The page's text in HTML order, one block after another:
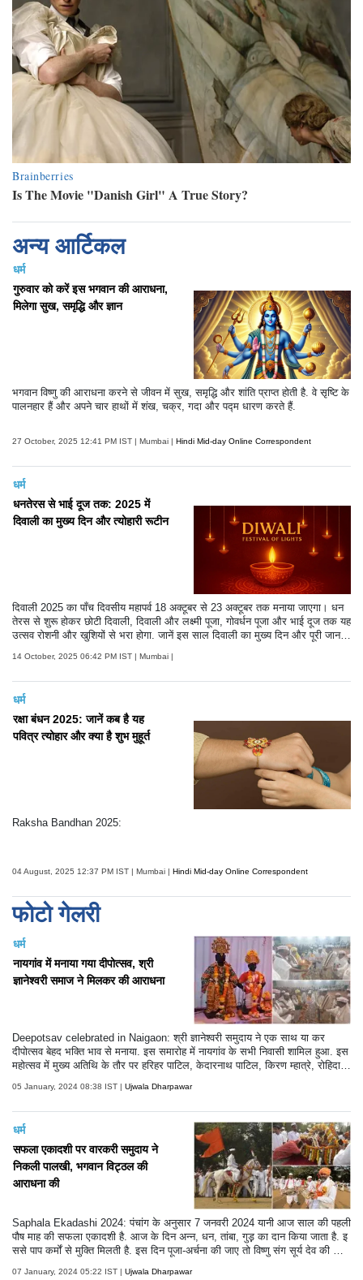
अन्य आर्टिकल
धर्म
गुरुवार को करें इस भगवान की आराधना,
मिलेगा सुख, समृद्धि और ज्ञान
भगवान विष्णु की आराधना करने से जीवन में सुख, समृद्धि और शांति प्राप्त होती है. वे सृष्टि के
पालनहार हैं और अपने चार हाथों में शंख, चक्र, गदा और पद्म धारण करते हैं.
27 October, 2025 12:41 PM IST | Mumbai | Hindi Mid-day Online Correspondent
धर्म
धनतेरस से भाई दूज तक: 2025 में
दिवाली का मुख्य दिन और त्योहारी रूटीन
दिवाली 2025 का पाँच दिवसीय महापर्व 18 अक्टूबर से 23 अक्टूबर तक मनाया जाएगा। धन
तेरस से शुरू होकर छोटी दिवाली, दिवाली और लक्ष्मी पूजा, गोवर्धन पूजा और भाई दूज तक यह
उत्सव रोशनी और खुशियों से भरा होगा. जानें इस साल दिवाली का मुख्य दिन और पूरी जान
14 October, 2025 06:42 PM IST | Mumbai |
धर्म
रक्षा बंधन 2025: जानें कब है यह
पवित्र त्योहार और क्या है शुभ मुहूर्त
Raksha Bandhan 2025:
04 August, 2025 12:37 PM IST | Mumbai | Hindi Mid-day Online Correspondent
फोटो गेलरी
धर्म
नायगांव में मनाया गया दीपोत्सव, श्री
ज्ञानेश्वरी समाज ने मिलकर की आराधना
Deepotsav celebrated in Naigaon: श्री ज्ञानेश्वरी समुदाय ने एक साथ या कर
दीपोत्सव बेहद भक्ति भाव से मनाया. इस समारोह में नायगांव के सभी निवासी शामिल हुआ. इस
महोत्सव में मुख्य अतिथि के तौर पर हरिहर पाटिल, केदारनाथ पाटिल, किरण म्हात्रे, रोहिदास
दीपोत्सव की तस्वीरों पर-
05 January, 2024 08:38 IST | Ujwala Dharpawar
धर्म
सफला एकादशी पर वारकरी समुदाय ने
निकली पालखी, भगवान विट्ठल की
आराधना की
Saphala Ekadashi 2024: पंचांग के अनुसार 7 जनवरी 2024 यानी आज साल की पहली
पौष माह की सफला एकादशी है. आज के दिन अन्न, धन, तांबा, गुड़़ का दान किया जाता है. इ
ससे पाप कर्मों से मुक्ति मिलती है. इस दिन पूजा-अर्चना की जाए तो विष्णु संग सूर्य देव की कृपा
07 January, 2024 05:22 IST | Ujwala Dharpawar